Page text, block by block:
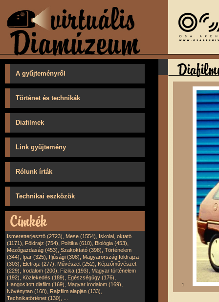
A gyűjteményről
Történet és technikák
Diafilmek
Link gyűjtemény
Rólunk írták
Technikai eszközök
Ismeretterjesztő (2723), Mese (1554), Iskolai, oktató
(1171), Földrajz (754), Politika (610), Biológia (453),
Mezőgazdaság (453), Szakoktató (398), Történelem
(344), Ipar (325), Ifjúsági (308), Magyarország földrajza
(303), Életrajz (277), Művészet (252), Képzőművészet
(229), Irodalom (200), Fizika (193), Magyar történelem
(192), Közlekedés (189), Egészségügy (176),
Hangosított diafilm (169), Magyar irodalom (169),
Növénytan (168), Rajzfilm alapján (133),
Technikatörténet (130),
1